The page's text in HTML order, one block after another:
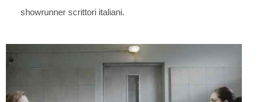
showrunner scrittori italiani.